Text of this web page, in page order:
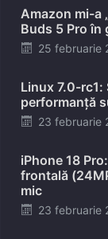
Amazon mi-a
Buds 5 Pro în
Posted
25 februarie
Linux 7.0-
performanță
Posted
23 februarie
iPhone 18
frontală
mic
Posted
23 februarie